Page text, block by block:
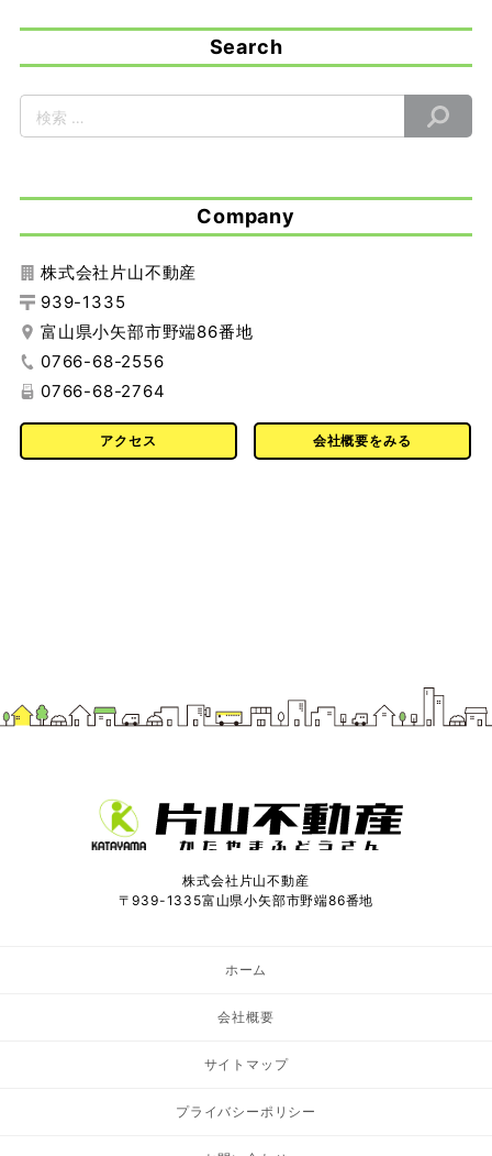
Search
Company
株式会社片山不動産
939-1335
富山県小矢部市野端86番地
0766-68-2556
0766-68-2764
アクセス 会社概要をみる
株式会社片山不動産
〒939-1335富山県小矢部市野端86番地
ホーム
会社概要
サイトマップ
プライバシーポリシー